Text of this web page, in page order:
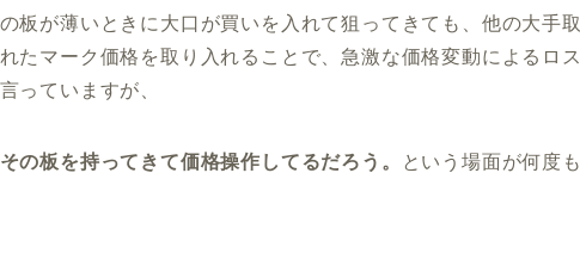
板が薄いときに大口が買いを入れて狙ってきても、他の大手取
たマーク価格を取り入れることで、急激な価格変動によるロス
っていますが、
の板を持ってきて価格操作してるだろう。
という場面が何度も